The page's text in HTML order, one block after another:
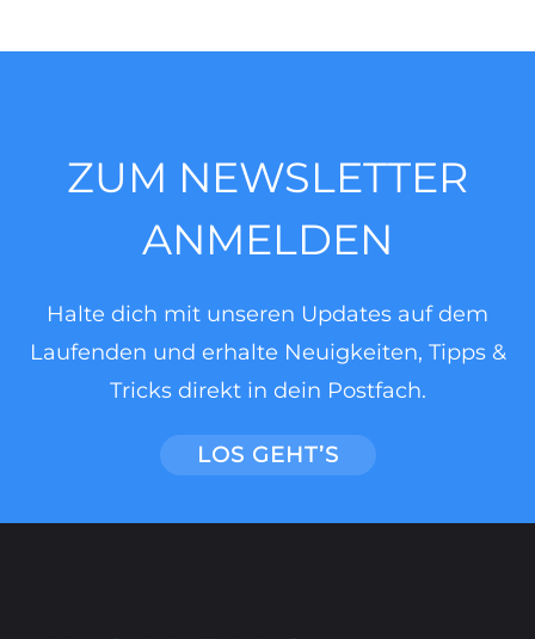
ZUM NEWSLETTER
ANMELDEN
Halte dich mit unseren Updates auf dem
Laufenden und erhalte Neuigkeiten, Tipps &
Tricks direkt in dein Postfach.
LOS GEHT’S